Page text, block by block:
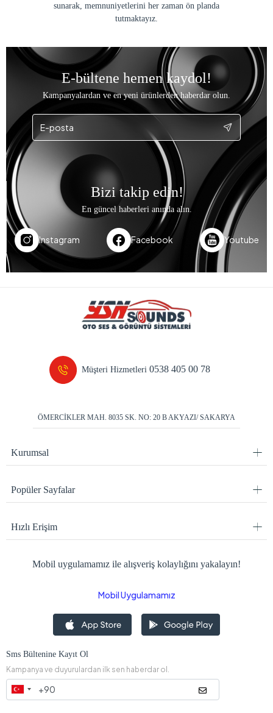
sunarak, memnuniyetlerini her zaman ön planda
tutmaktayız.
E-bültene hemen kaydol!
Kampanyalardan ve en yeni ürünlerden haberdar olun.
Bizi takip edin!
En güncel haberleri anında alın.
Instagram Facebook Youtube
Müşteri Hizmetleri0538 405 00 78
ÖMERCİKLER MAH. 8035 SK. NO: 20 B AKYAZI/ SAKARYA
Kurumsal
Popüler Sayfalar
Hızlı Erişim
Mobil uygulamamız ile alışveriş kolaylığını yakalayın!
Mobil Uygulamamız
Sms Bültenine Kayıt Ol
Kampanya ve duyurulardan ilk sen haberdar ol.